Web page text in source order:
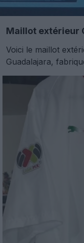
Maillot extérieur
Voici le maillot
Guadalajara,